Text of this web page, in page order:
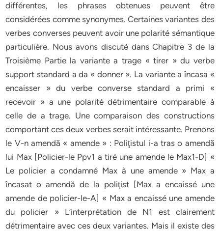
différentes, les phrases obtenues peuvent être
considérées comme synonymes. Certaines variantes des
verbes converses peuvent avoir une polarité sémantique
particulière. Nous avons discuté dans Chapitre 3 de la
Troisième Partie la variante a trage « tirer » du verbe
support standard a da « donner ». La variante a încasa «
encaisser » du verbe converse standard a primi «
recevoir » a une polarité détrimentaire comparable à
celle de a trage. Une comparaison des constructions
comportant ces deux verbes serait intéressante. Prenons
le V-n amendă « amende » : Poliţistul i-a tras o amendă
lui Max [Policier-le Ppv1 a tiré une amende le Max1-D] «
Le policier a condamné Max à une amende » Max a
încasat o amendă de la poliţist [Max a encaissé une
amende de policier-le-A] « Max a encaissé une amende
du policier » L’interprétation de N1 est clairement
détrimentaire avec ces deux variantes. Mais il existe des